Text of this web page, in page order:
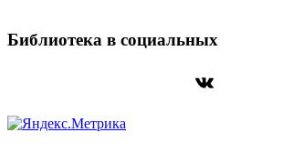
Библиотека в социальных
ВКонтакте